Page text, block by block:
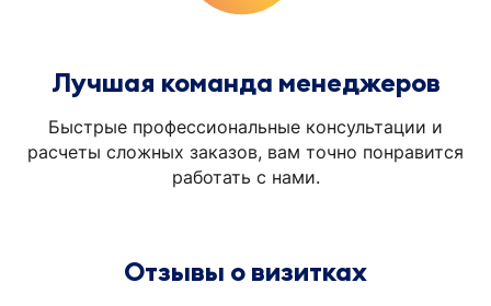
Лучшая команда менеджеров
Быстрые профессиональные консультации и
расчеты сложных заказов, вам точно понравится
работать с нами.
Отзывы о визитках